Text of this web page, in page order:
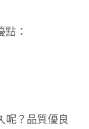
：
呢？品質優良